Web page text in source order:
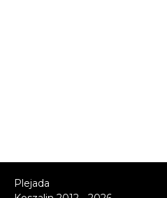
Plejada